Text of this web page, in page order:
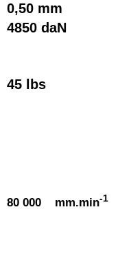
0,50 mm
4850 daN
45 lbs
80 000 mm.min-1